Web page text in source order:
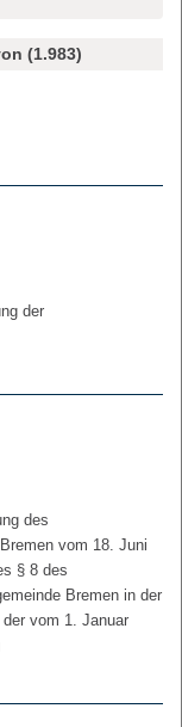
(1.983)
der
des
vom 18. Juni
§ 8 des
Bremen in der
vom 1. Januar